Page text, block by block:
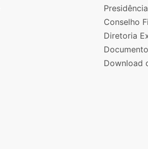
Presidência
Conselho
Diretoria
Download